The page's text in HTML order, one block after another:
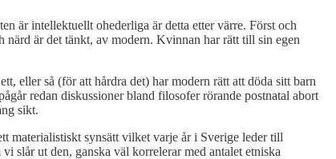
är intellektuellt ohederliga är detta etter värre. Först och
är det tänkt, av modern. Kvinnan har rätt till sin egen
eller så (för att hårdra det) har modern rätt att döda sitt barn
redan diskussioner bland filosofer rörande postnatal abort
sikt.
materialistiskt synsätt vilket varje år i Sverige leder till
slår ut den, ganska väl korrelerar med antalet etniska